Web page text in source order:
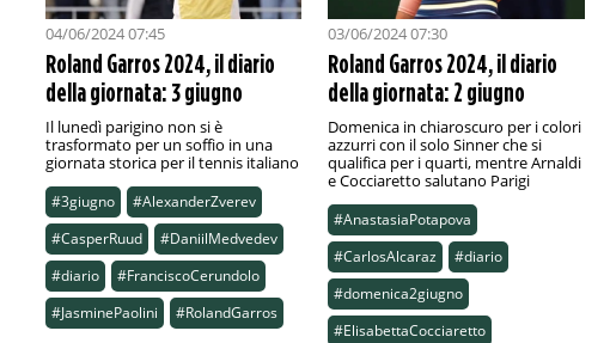
04/06/2024 07:45
Roland Garros 2024, il diario
della giornata: 3 giugno
Il lunedì parigino non si è
trasformato per un soffio in una
giornata storica per il tennis italiano
#3giugno
#AlexanderZverev
#CasperRuud
#DaniilMedvedev
#diario
#FranciscoCerundolo
#JasminePaolini
#RolandGarros
03/06/2024 07:30
Roland Garros 2024, il diario
della giornata: 2 giugno
Domenica in chiaroscuro per i colori
azzurri con il solo Sinner che si
qualifica per i quarti, mentre Arnaldi
e Cocciaretto salutano Parigi
#AnastasiaPotapova
#CarlosAlcaraz
#diario
#domenica2giugno
#ElisabettaCocciaretto